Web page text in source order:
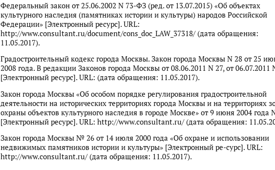
Федеральный закон от 25.06.2002 N 73-ФЗ (ред. от 13.07.2015) «Об объектах
культурного наследия (памятниках истории и культуры) народов Российской
Федерации» [Электронный ресурс]. URL:
http://www.consultant.ru/document/cons_doc_LAW_37318/ (дата обращения:
11.05.2017).
Градостроительный кодекс города Москвы. Закон города Москвы N 28 от 25
2008 года. В редакции Законов города Москвы от 08.06.2011 N 27, от 06.07.2011
[Электронный ресурс]. URL: (дата обращения: 11.05.2017).
Закон города Москвы «Об особом порядке регулирования градостроительной
деятельности на исторических территориях города Москвы и на территориях
охраны объектов культурного наследия в городе Москве» от 9 июня 2004 года
[Электронный ресурс]. URL: http://www.consultant.ru/ (дата обращения:
Закон города Москвы № 26 от 14 июля 2000 года «Об охране и использовании
недвижимых памятников истории и культуры» [Электронный ре-сурс]. URL:
http://www.consultant.ru/ (дата обращения: 11.05.2017).